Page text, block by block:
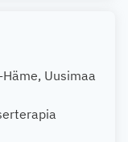
Uusimaa